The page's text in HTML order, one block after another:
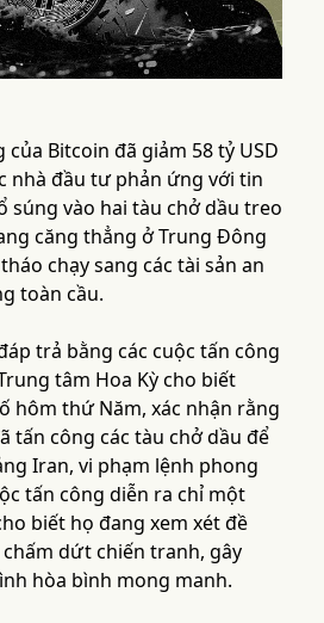
Bitcoin đã giảm 58 tỷ USD
nhà đầu tư phản ứng với tin
súng vào hai tàu chở dầu treo
căng thẳng ở Trung Đông
chạy sang các tài sản an
toàn cầu.
trả bằng các cuộc tấn công
tâm Hoa Kỳ cho biết
hôm thứ Năm, xác nhận rằng
tấn công các tàu chở dầu để
Iran, vi phạm lệnh phong
tấn công diễn ra chỉ một
biết họ đang xem xét đề
dứt chiến tranh, gây
hòa bình mong manh.